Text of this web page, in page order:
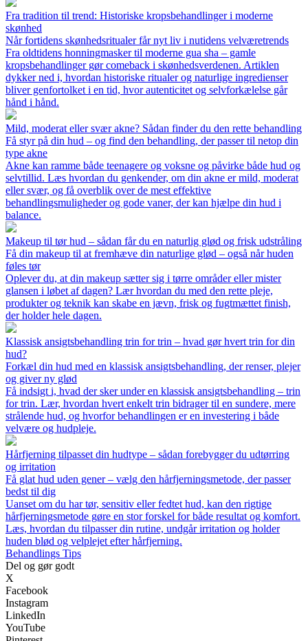
Fra tradition til trend: Historiske kropsbehandlinger i moderne
skønhed
Når fortidens skønhedsritualer får nyt liv i nutidens velværetrends
Fra oldtidens honningmasker til moderne gua sha – gamle
kropsbehandlinger gør comeback i skønhedsverdenen. Artiklen
dykker ned i, hvordan historiske ritualer og naturlige ingredienser
bliver genfortolket i en tid, hvor autenticitet og selvforkælelse går
hånd i hånd.
Mild, moderat eller svær akne? Sådan finder du den rette behandling
Få styr på din hud – og find den behandling, der passer til netop din
type akne
Akne kan ramme både teenagere og voksne og påvirke både hud og
selvtillid. Læs hvordan du genkender, om din akne er mild, moderat
eller svær, og få overblik over de mest effektive
behandlingsmuligheder og gode vaner, der kan hjælpe din hud i
balance.
Makeup til tør hud – sådan får du en naturlig glød og frisk udstråling
Få din makeup til at fremhæve din naturlige glød – også når huden
føles tør
Oplever du, at din makeup sætter sig i tørre områder eller mister
glansen i løbet af dagen? Lær hvordan du med den rette pleje,
produkter og teknik kan skabe en jævn, frisk og fugtmættet finish,
der holder hele dagen.
Klassisk ansigtsbehandling trin for trin – hvad gør hvert trin for din
hud?
Forkæl din hud med en klassisk ansigtsbehandling, der renser, plejer
og giver ny glød
Få indsigt i, hvad der sker under en klassisk ansigtsbehandling – trin
for trin. Lær, hvordan hvert enkelt trin bidrager til en sundere, mere
strålende hud, og hvorfor behandlingen er en investering i både
velvære og hudpleje.
Hårfjerning tilpasset din hudtype – sådan forebygger du udtørring
og irritation
Få glat hud uden gener – vælg den hårfjerningsmetode, der passer
bedst til dig
Uanset om du har tør, sensitiv eller fedtet hud, kan den rigtige
hårfjerningsmetode gøre en stor forskel for både resultat og komfort.
Læs, hvordan du tilpasser din rutine, undgår irritation og holder
huden blød og velplejet efter hårfjerning.
Behandlings Tips
Del og gør godt
X
Facebook
Instagram
LinkedIn
YouTube